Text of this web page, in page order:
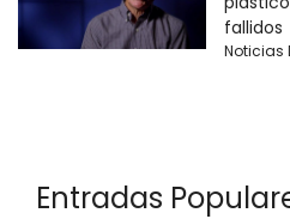
fallidos
Noticias
Entradas